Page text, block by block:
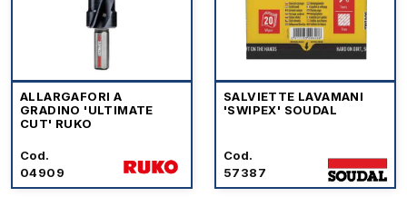
ALLARGAFORI A
GRADINO 'ULTIMATE
CUT' RUKO
Cod.
04909
SALVIETTE LAVAMANI
'SWIPEX' SOUDAL
Cod.
57387